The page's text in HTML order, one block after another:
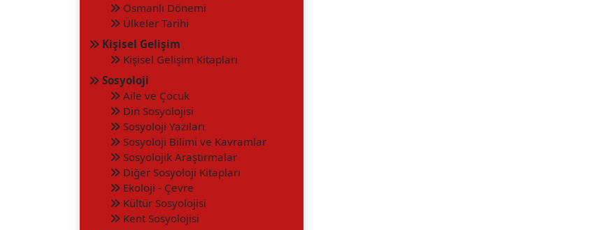
Osmanlı Dönemi
Ülkeler Tarihi
Kişisel Gelişim
Kişisel Gelişim Kitapları
Sosyoloji
Aile ve Çocuk
Din Sosyolojisi
Sosyoloji Yazıları
Sosyoloji Bilimi ve Kavramlar
Sosyolojik Araştırmalar
Diğer Sosyoloji Kitapları
Ekoloji - Çevre
Kültür Sosyolojisi
Kent Sosyolojisi